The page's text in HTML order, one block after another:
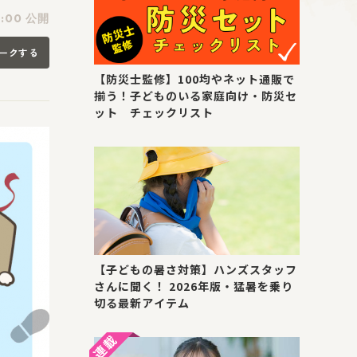
公開
クする
【防災士監修】100均やネット通販で
揃う！子どものいる家庭向け・防災セ
ット チェックリスト
【子どもの暑さ対策】ハンズスタッフ
さんに聞く！ 2026年版・猛暑を乗り
切る最新アイテム